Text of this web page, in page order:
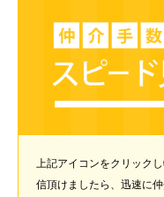
上記アイコンをクリック
信頂けましたら、迅速に